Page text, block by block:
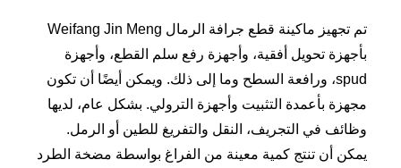
تم تجهيز ماكينة قطع جرافة الرمال Weifang Jin Meng
بأجهزة تحويل أفقية، وأجهزة رفع سلم القطع، وأجهزة
spud، ورافعة السطح وما إلى ذلك. ويمكن أيضًا أن تكون
مجهزة بأعمدة التثبيت وأجهزة الترولي. بشكل عام، لديها
وظائف في التجريف، النقل والتفريغ للطين أو الرمل.
يمكن أن تنتج كمية معينة من الفراغ بواسطة مضخة الطرد